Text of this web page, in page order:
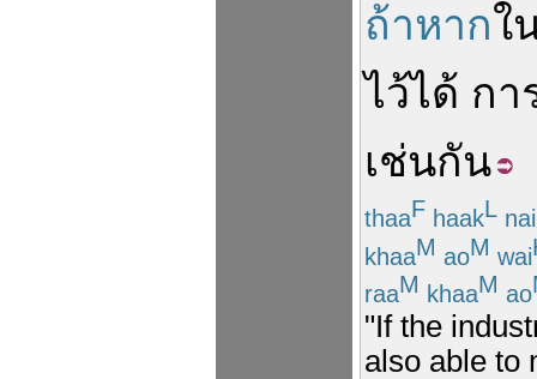
ถ้าหากใ
ไว้ได้ กา
เช่นกัน
thaaF haakL nai
khaaM aoM wai
raaM khaaM ao
"If the
also able to